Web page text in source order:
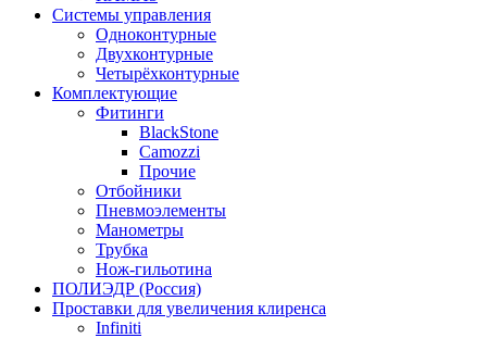
Системы управления
Одноконтурные
Двухконтурные
Четырёхконтурные
Комплектующие
Фитинги
BlackStone
Camozzi
Прочие
Отбойники
Пневмоэлементы
Манометры
Трубка
Нож-гильотина
ПОЛИЭДР (Россия)
Проставки для увеличения клиренса
Infiniti